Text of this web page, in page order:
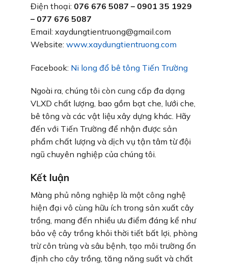
Điện thoại: 076 676 5087 – 0901 35 1929
– 077 676 5087
Email: xaydungtientruong@gmail.com
Website: www.xaydungtientruong.com
Facebook: Ni long đổ bê tông Tiến Trường
Ngoài ra, chúng tôi còn cung cấp đa dạng
VLXD chất lượng, bao gồm bạt che, lưới che,
bê tông và các vật liệu xây dựng khác. Hãy
đến với Tiến Trường để nhận được sản
phẩm chất lượng và dịch vụ tận tâm từ đội
ngũ chuyên nghiệp của chúng tôi.
Kết luận
Màng phủ nông nghiệp là một công nghệ
hiện đại vô cùng hữu ích trong sản xuất cây
trồng, mang đến nhiều ưu điểm đáng kể như
bảo vệ cây trồng khỏi thời tiết bất lợi, phòng
trừ côn trùng và sâu bệnh, tạo môi trường ổn
định cho cây trồng, tăng năng suất và chất